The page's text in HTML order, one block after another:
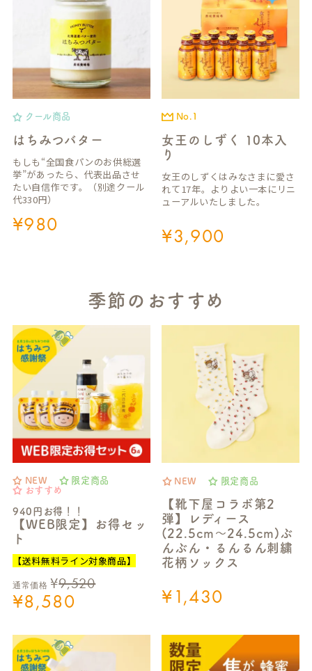
クール商品
はちみつバター
もしも“全国食パンのお供総選
挙”があったら、代表出品させ
たい自信作です。（別途クール
代330円）
¥980
No.1
女王のしずく 10本入
り
女王のしずくはみなさまに愛さ
れて17年。よりよい一本にリニ
ューアルいたしました。
¥3,900
季節のおすすめ
NEW
限定商品
おすすめ
940円お得！！
【WEB限定】お得セッ
ト
【送料無料ライン対象商品】
通常価格 ¥9,520
¥8,580
NEW 限定商品
【靴下屋コラボ第2
弾】レディース
(22.5cm～24.5cm)ぶ
んぶん・るんるん刺繍
花柄ソックス
¥1,430